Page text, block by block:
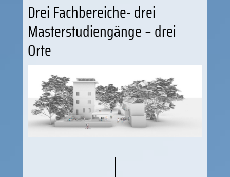
Drei Fachbereiche- drei
Masterstudiengänge – drei
Orte